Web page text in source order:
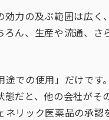
力の及ぶ範囲は広く
ん、生産や流通、
での使用」だけです。
だと、他の会社がそ
リック医薬品の承